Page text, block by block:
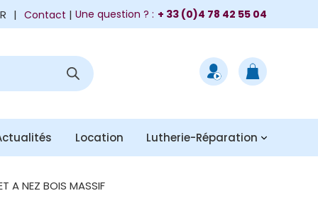
Contact | Une question ? : + 33 (0)4 78 42 55 04
Location Lutherie-Réparation
A NEZ BOIS MASSIF